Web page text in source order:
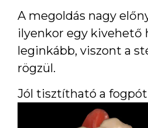
A megoldás nagy
ilyenkor egy kivehető
leginkább, viszont a
rögzül.
Jól tisztítható a